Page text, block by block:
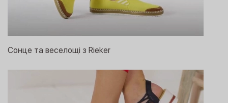
Сонце та веселощі з Rieker